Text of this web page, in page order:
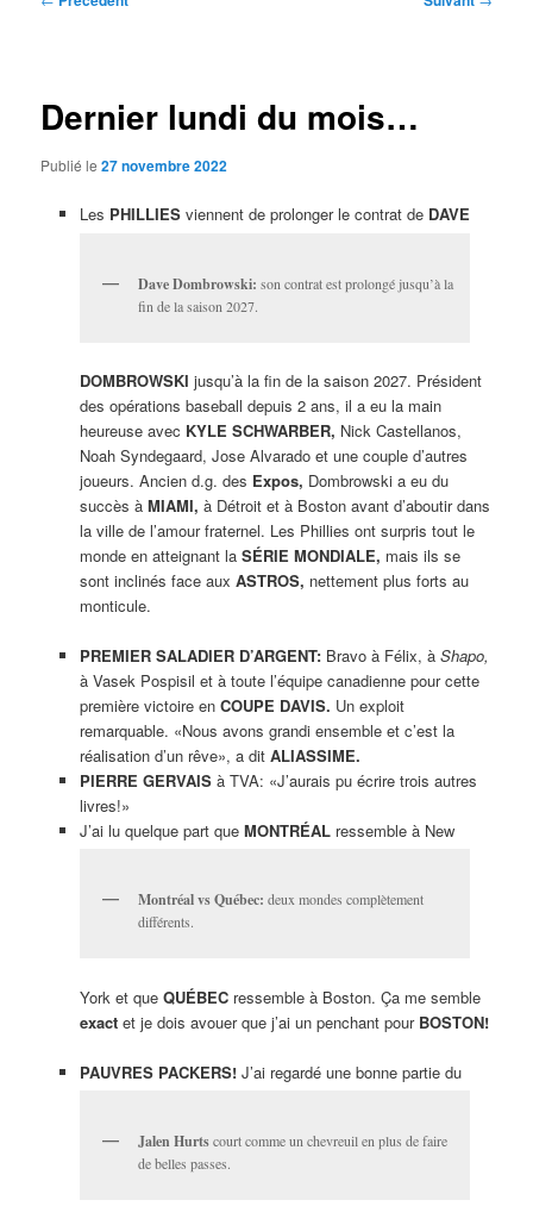
Dernier lundi du mois…
Publié le27 novembre 2022
Les PHILLIESviennent de prolonger le contrat de DAVE
Dave Dombrowski: son contrat est prolongé jusqu’à la
fin de la saison 2027.
DOMBROWSKI jusqu’à la fin de la saison 2027. Président
des opérations baseball depuis 2 ans, il a eu la main
heureuse avec KYLE SCHWARBER, Nick Castellanos,
Noah Syndegaard, Jose Alvarado et une couple d’autres
joueurs. Ancien d.g. des Expos, Dombrowski a eu du
succès à MIAMI, à Détroit et à Boston avant d’aboutir dans
la ville de l’amour fraternel. Les Phillies ont surpris tout le
monde en atteignant la SÉRIE MONDIALE, mais ils se
sont inclinés face aux ASTROS, nettement plus forts au
monticule.
PREMIER SALADIER D’ARGENT: Bravo à Félix, à Shapo,
à Vasek Pospisil et à toute l’équipe canadienne pour cette
première victoire en COUPE DAVIS. Un exploit
remarquable. «Nous avons grandi ensemble et c’est la
réalisation d’un rêve», a dit ALIASSIME.
PIERRE GERVAIS à TVA: «J’aurais pu écrire trois autres
livres!»
J’ai lu quelque part que MONTRÉALressemble à New
Montréal vs Québec: deux mondes complètement
différents.
York et que QUÉBECressemble à Boston. Ça me semble
exactet je dois avouer que j’ai un penchant pour BOSTON!
PAUVRES PACKERS!J’ai regardé une bonne partie du
Jalen Hurtscourt comme un chevreuil en plus de faire
de belles passes.